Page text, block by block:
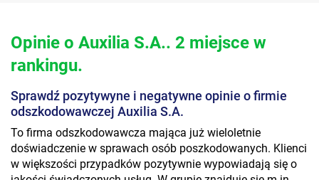
Opinie o Auxilia S.A.. 2 miejsce w
rankingu.
Sprawdź pozytywyne i negatywne opinie o firmie
odszkodowawczej Auxilia S.A.
To firma odszkodowawcza mająca już wieloletnie
doświadczenie w sprawach osób poszkodowanych. Klienci
w większości przypadków pozytywnie wypowiadają się o